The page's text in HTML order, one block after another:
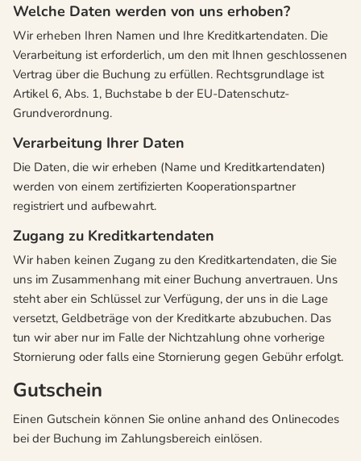
Welche Daten werden von uns erhoben?
Wir erheben Ihren Namen und Ihre Kreditkartendaten. Die
Verarbeitung ist erforderlich, um den mit Ihnen geschlossenen
Vertrag über die Buchung zu erfüllen. Rechtsgrundlage ist
Artikel 6, Abs. 1, Buchstabe b der EU-Datenschutz-
Grundverordnung.
Verarbeitung Ihrer Daten
Die Daten, die wir erheben (Name und Kreditkartendaten)
werden von einem zertifizierten Kooperationspartner
registriert und aufbewahrt.
Zugang zu Kreditkartendaten
Wir haben keinen Zugang zu den Kreditkartendaten, die Sie
uns im Zusammenhang mit einer Buchung anvertrauen. Uns
steht aber ein Schlüssel zur Verfügung, der uns in die Lage
versetzt, Geldbeträge von der Kreditkarte abzubuchen. Das
tun wir aber nur im Falle der Nichtzahlung ohne vorherige
Stornierung oder falls eine Stornierung gegen Gebühr erfolgt.
Gutschein
Einen Gutschein können Sie online anhand des Onlinecodes
bei der Buchung im Zahlungsbereich einlösen.